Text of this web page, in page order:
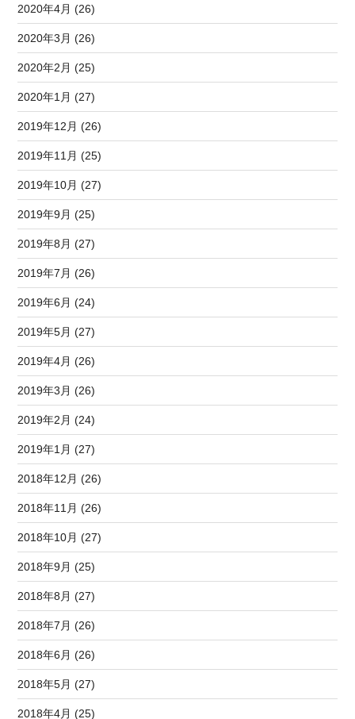
2020年4月 (26)
2020年3月 (26)
2020年2月 (25)
2020年1月 (27)
2019年12月 (26)
2019年11月 (25)
2019年10月 (27)
2019年9月 (25)
2019年8月 (27)
2019年7月 (26)
2019年6月 (24)
2019年5月 (27)
2019年4月 (26)
2019年3月 (26)
2019年2月 (24)
2019年1月 (27)
2018年12月 (26)
2018年11月 (26)
2018年10月 (27)
2018年9月 (25)
2018年8月 (27)
2018年7月 (26)
2018年6月 (26)
2018年5月 (27)
2018年4月 (25)